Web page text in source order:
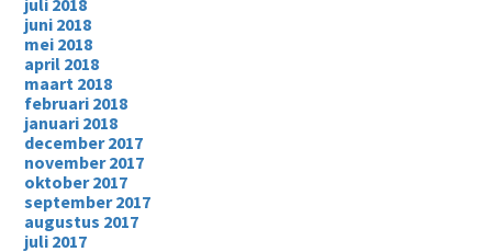
juni 2018
mei 2018
april 2018
maart 2018
februari 2018
januari 2018
december 2017
november 2017
oktober 2017
september 2017
augustus 2017
juli 2017